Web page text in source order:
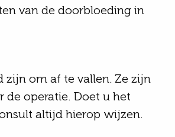
van de doorbloeding in
om af te vallen. Ze zijn
operatie. Doet u het
altijd hierop wijzen.